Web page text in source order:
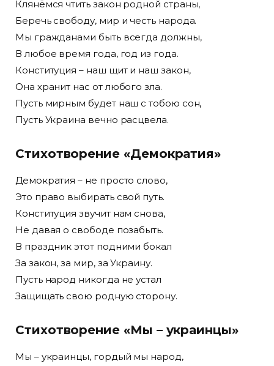
Клянёмся чтить закон родной страны,
Беречь свободу, мир и честь народа.
Мы гражданами быть всегда должны,
В любое время года, год из года.
Конституция – наш щит и наш закон,
Она хранит нас от любого зла.
Пусть мирным будет наш с тобою сон,
Пусть Украина вечно расцвела.
Стихотворение «Демократия»
Демократия – не просто слово,
Это право выбирать свой путь.
Конституция звучит нам снова,
Не давая о свободе позабыть.
В праздник этот подними бокал
За закон, за мир, за Украину.
Пусть народ никогда не устал
Защищать свою родную сторону.
Стихотворение «Мы – украинцы»
Мы – украинцы, гордый мы народ,